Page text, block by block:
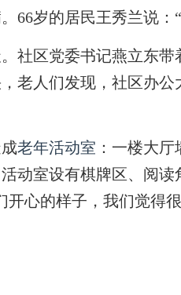
66岁的居民王秀兰说
区党委书记燕立东带
老人们发现，社区办
老年活动室 ：一楼大
动室设有棋牌区、阅
开心的样子，我们觉得